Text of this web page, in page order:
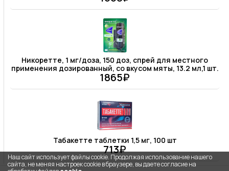
Никоретте, 1 мг/доза, 150 доз, спрей для местного
применения дозированный, со вкусом мяты, 13.2 мл,1 шт.
1865₽
Табакетте таблетки 1,5 мг, 100 шт
713₽
Наш сайт использует файлы cookie. Продолжая использование нашего
сайта, не меняя настроек cookie в браузере, вы даете согласие на